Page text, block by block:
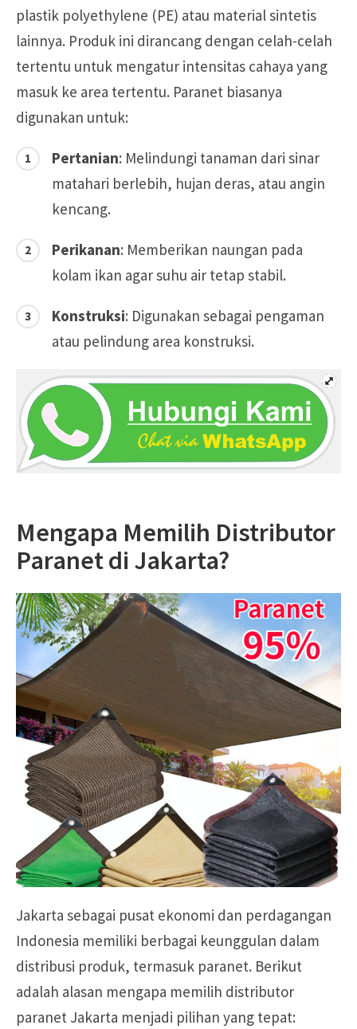
plastik polyethylene (PE) atau material sintetis
lainnya. Produk ini dirancang dengan celah-celah
tertentu untuk mengatur intensitas cahaya yang
masuk ke area tertentu. Paranet biasanya
digunakan untuk:
Pertanian: Melindungi tanaman dari sinar
matahari berlebih, hujan deras, atau angin
kencang.
Perikanan: Memberikan naungan pada
kolam ikan agar suhu air tetap stabil.
Konstruksi: Digunakan sebagai pengaman
atau pelindung area konstruksi.
Mengapa Memilih Distributor
Paranet di Jakarta?
Jakarta sebagai pusat ekonomi dan perdagangan
Indonesia memiliki berbagai keunggulan dalam
distribusi produk, termasuk paranet. Berikut
adalah alasan mengapa memilih distributor
paranet Jakarta menjadi pilihan yang tepat: